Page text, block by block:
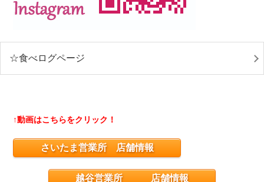
☆食べログページ
↑動画はこちらをクリック！
さいたま営業所 店舗情報
越谷営業所 店舗情報